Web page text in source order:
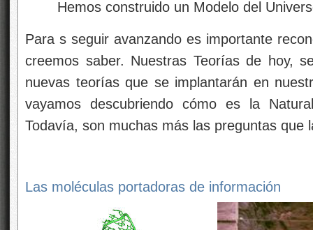
Hemos construido un Modelo del
Para s seguir avanzando es importante
creemos saber. Nuestras Teorías de hoy,
nuevas teorías que se implantarán en
vayamos descubriendo cómo es la
Todavía, son muchas más las preguntas que
Las moléculas portadoras de información